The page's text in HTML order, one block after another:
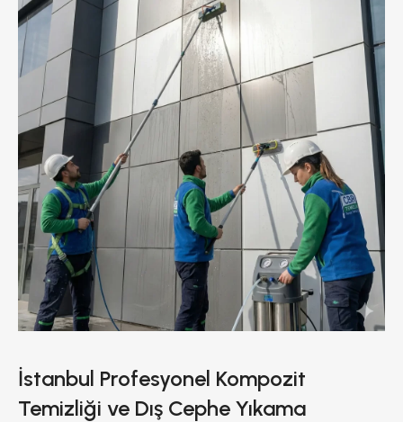
İstanbul Profesyonel Kompozit
Temizliği ve Dış Cephe Yıkama